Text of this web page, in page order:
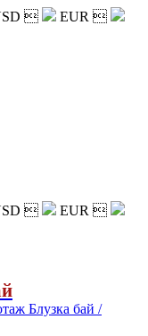
 EUR 
 EUR 